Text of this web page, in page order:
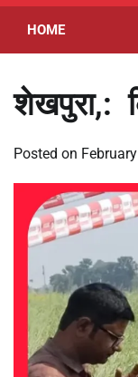
HOME
शेखपुरा,:
Posted on